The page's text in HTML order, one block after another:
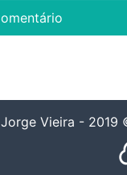
Jorge Vieira - 2019